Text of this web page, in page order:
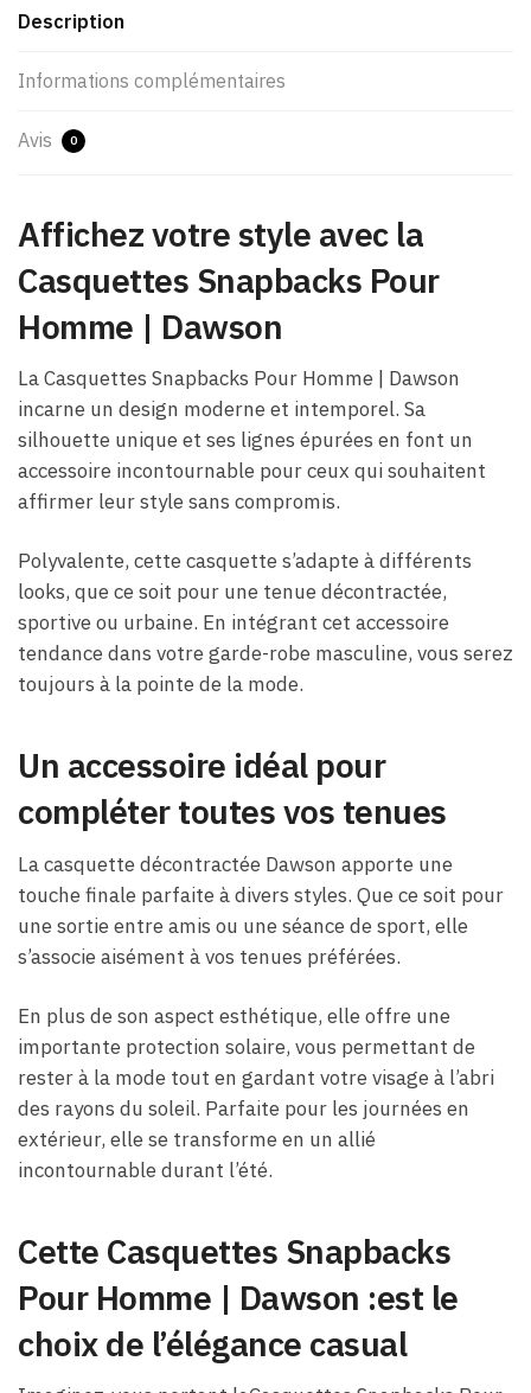
Description
Informations complémentaires
Avis 0
Affichez votre style avec la
Casquettes Snapbacks Pour
Homme​ | Dawson
La Casquettes Snapbacks Pour Homme​ | Dawson
incarne un design moderne et intemporel. Sa
silhouette unique et ses lignes épurées en font un
accessoire incontournable pour ceux qui souhaitent
affirmer leur style sans compromis.
Polyvalente, cette casquette s’adapte à différents
looks, que ce soit pour une tenue décontractée,
sportive ou urbaine. En intégrant cet accessoire
tendance dans votre garde-robe masculine, vous serez
toujours à la pointe de la mode.
Un accessoire idéal pour
compléter toutes vos tenues
La casquette décontractée Dawson apporte une
touche finale parfaite à divers styles. Que ce soit pour
une sortie entre amis ou une séance de sport, elle
s’associe aisément à vos tenues préférées.
En plus de son aspect esthétique, elle offre une
importante protection solaire, vous permettant de
rester à la mode tout en gardant votre visage à l’abri
des rayons du soleil. Parfaite pour les journées en
extérieur, elle se transforme en un allié
incontournable durant l’été.
Cette Casquettes Snapbacks
Pour Homme​ | Dawson :est le
choix de l’élégance casual